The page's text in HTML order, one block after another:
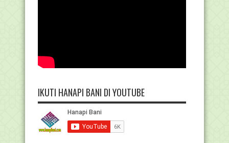
IKUTI HANAPI BANI DI YOUTUBE